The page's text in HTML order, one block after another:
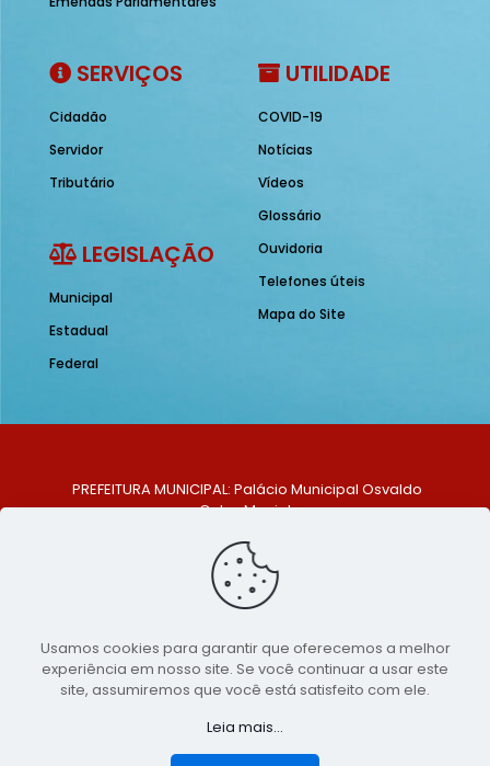
SERVIÇOS
Cidadão
Servidor
Tributário
LEGISLAÇÃO
Municipal
Estadual
Federal
UTILIDADE
COVID-19
Notícias
Vídeos
Glossário
Ouvidoria
Telefones úteis
Mapa do Site
PREFEITURA MUNICIPAL: Palácio Municipal Osvaldo
Celso Maciel
Centro, São Bento do Una - PE. CEP: 553370-128
TELEFONE: (81) 99548-1569
E-MAIL: ouvidoria@saobentodouna.pe.gov.br
Copyright 2021-2026 - Assessoria de Comunicação da
Prefeitura de São Bento do Una - PE
publicidadeLumusWeb - Agência Digital
Usamos cookies para garantir que oferecemos a melhor
experiência em nosso site. Se você continuar a usar este
site, assumiremos que você está satisfeito com ele.
Leia mais...